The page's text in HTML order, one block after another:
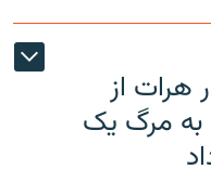
هرات از
به مرگ یک